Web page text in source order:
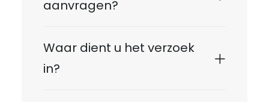
aanvragen?
Waar dient u het verzoek
in?